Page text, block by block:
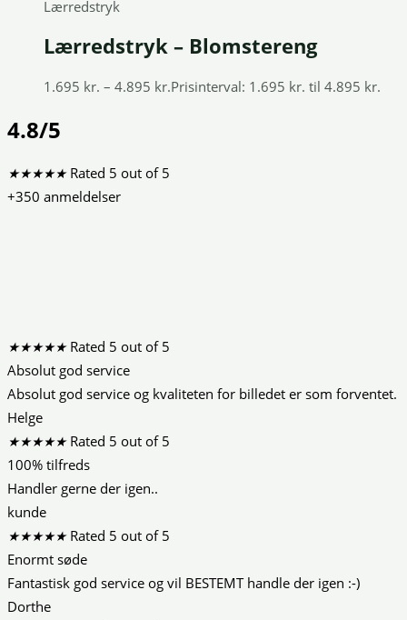
Lærredstryk
Lærredstryk – Blomstereng
1.695 kr. – 4.895 kr.Prisinterval: 1.695 kr. til 4.895 kr.
4.8/5
★★★★★ Rated 5 out of 5
+350 anmeldelser
★★★★★ Rated 5 out of 5
Absolut god service
Absolut god service og kvaliteten for billedet er som forventet.
Helge
★★★★★ Rated 5 out of 5
100% tilfreds
Handler gerne der igen..
kunde
★★★★★ Rated 5 out of 5
Enormt søde
Fantastisk god service og vil BESTEMT handle der igen :-)
Dorthe